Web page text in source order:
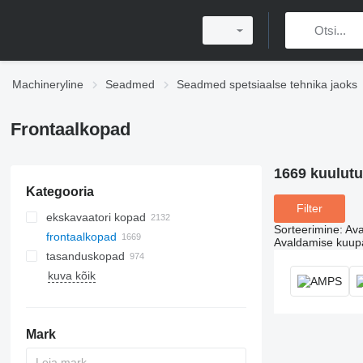
Machineryline Seadmed Seadmed spetsiaalse tehnika jaoks
Frontaalkopad
Kategooria
ekskavaatori kopad
frontaalkopad
tasanduskopad
kuva kõik
Mark
1669
Filter
Sorteerimine:
Avaldamise